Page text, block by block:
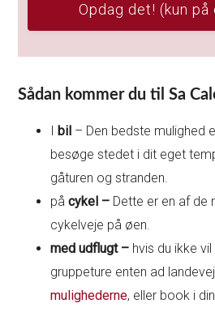
Opdag det! (kun på
Sådan kommer du til Sa
Ibil – Den bedste mulighed
besøge stedet i dit eget
gåturen og stranden.
påcykel – Dette er en af de
cykelveje på øen.
med udflugt – hvis du ikke
gruppeture enten ad
mulighederne, eller book i